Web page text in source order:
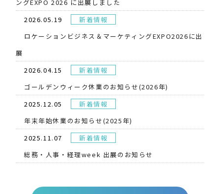
ングEXPO 2026 に出展しました
2026.05.19
新着情報
​ロケーションビジネス＆マーケティングEXPO2026に出
展
2026.04.15
新着情報
ゴールデンウィーク休業のお知らせ(2026年)
2025.12.05
新着情報
年末年始休業のお知らせ(2025年)
2025.11.07
新着情報
総務・人事・経理week 出展のお知らせ